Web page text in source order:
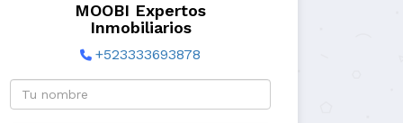
MOOBI Expertos
Inmobiliarios
+523333693878